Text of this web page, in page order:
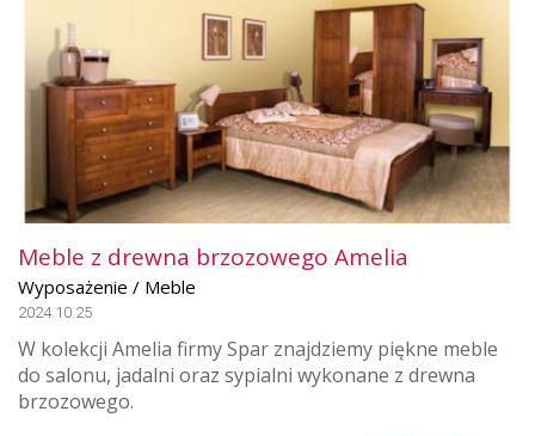
Meble z drewna brzozowego Amelia
Wyposażenie / Meble
2024.10.25
W kolekcji Amelia firmy Spar znajdziemy piękne meble
do salonu, jadalni oraz sypialni wykonane z drewna
brzozowego.